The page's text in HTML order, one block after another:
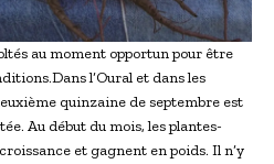
au moment opportun pour être
l’Oural et dans les
quinzaine de septembre est
Au début du mois, les plantes-
et gagnent en poids. Il n’y